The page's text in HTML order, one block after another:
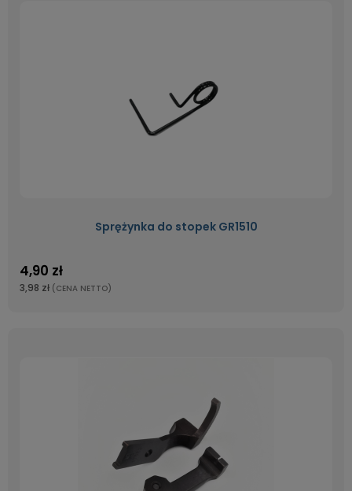
Sprężynka do stopek GR1510
4,90 zł
3,98 zł (CENA NETTO)